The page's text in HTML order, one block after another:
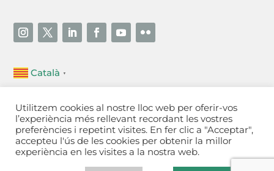
Català ▼
Unió Empresarial de l’Anoia (UEA)
Ctra. de Manresa, 131, 08700 – Igualada (Barcelona)
Tel 93 805 22 92
Contactar
Política
Utilitzem cookies al nostre lloc web per oferir-vos
l’experiència més rellevant recordant les vostres
preferències i repetint visites. En fer clic a "Acceptar",
accepteu l'ús de les cookies per obtenir la millor
experiència en les visites a la nostra web.